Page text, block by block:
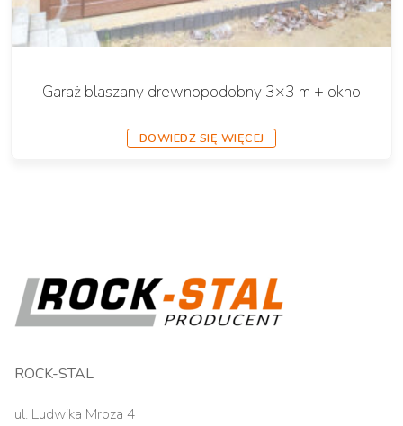
Garaż blaszany drewnopodobny 3×3 m + okno
DOWIEDZ SIĘ WIĘCEJ
ROCK-STAL
ul. Ludwika Mroza 4